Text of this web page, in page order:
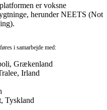
er voksne
herunder NEETS (Not
i samarbejde med:
Grækenland
Irland
Tyskland